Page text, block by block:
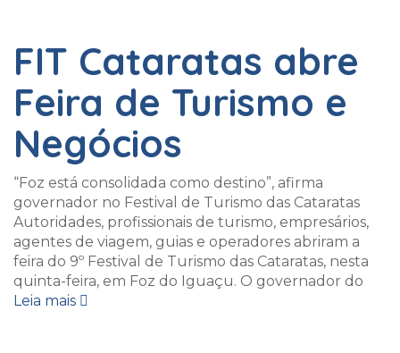
FIT Cataratas abre
Feira de Turismo e
Negócios
“Foz está consolidada como destino”, afirma
governador no Festival de Turismo das Cataratas
Autoridades, profissionais de turismo, empresários,
agentes de viagem, guias e operadores abriram a
feira do 9º Festival de Turismo das Cataratas, nesta
quinta-feira, em Foz do Iguaçu. O governador do
Leia mais